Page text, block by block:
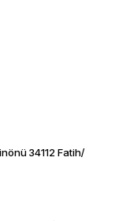
34112 Fatih/